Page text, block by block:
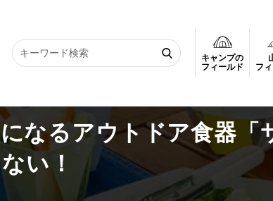
キャンプの
フィールド
フ
アウトドア食器「サラペッタン」でもうかさばらない！
なるアウトドア食器「
い！